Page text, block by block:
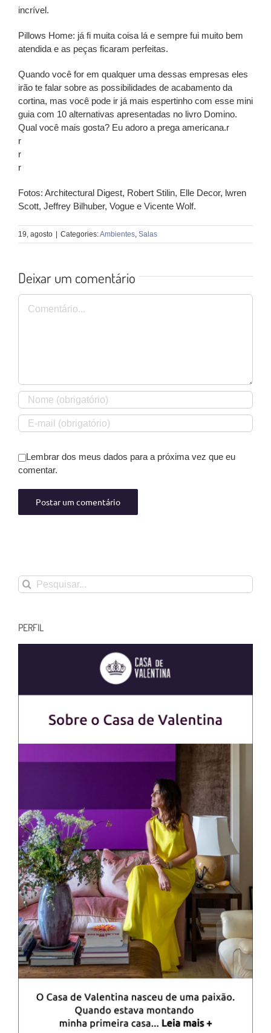
incrível.
Pillows Home: já fi muita coisa lá e sempre fui muito bem
atendida e as peças ficaram perfeitas.
Quando você for em qualquer uma dessas empresas eles
irão te falar sobre as possibilidades de acabamento da
cortina, mas você pode ir já mais espertinho com esse mini
guia com 10 alternativas apresentadas no livro Domino.
Qual você mais gosta? Eu adoro a prega americana.r
r
r
r
Fotos: Architectural Digest, Robert Stilin, Elle Decor, lwren
Scott, Jeffrey Bilhuber, Vogue e Vicente Wolf.
19, agosto Categories:Ambientes, Salas
Deixar um comentário
Comentário
Lembrar dos meus dados para a próxima vez que eu
comentar.
Buscar
resultados
PERFIL